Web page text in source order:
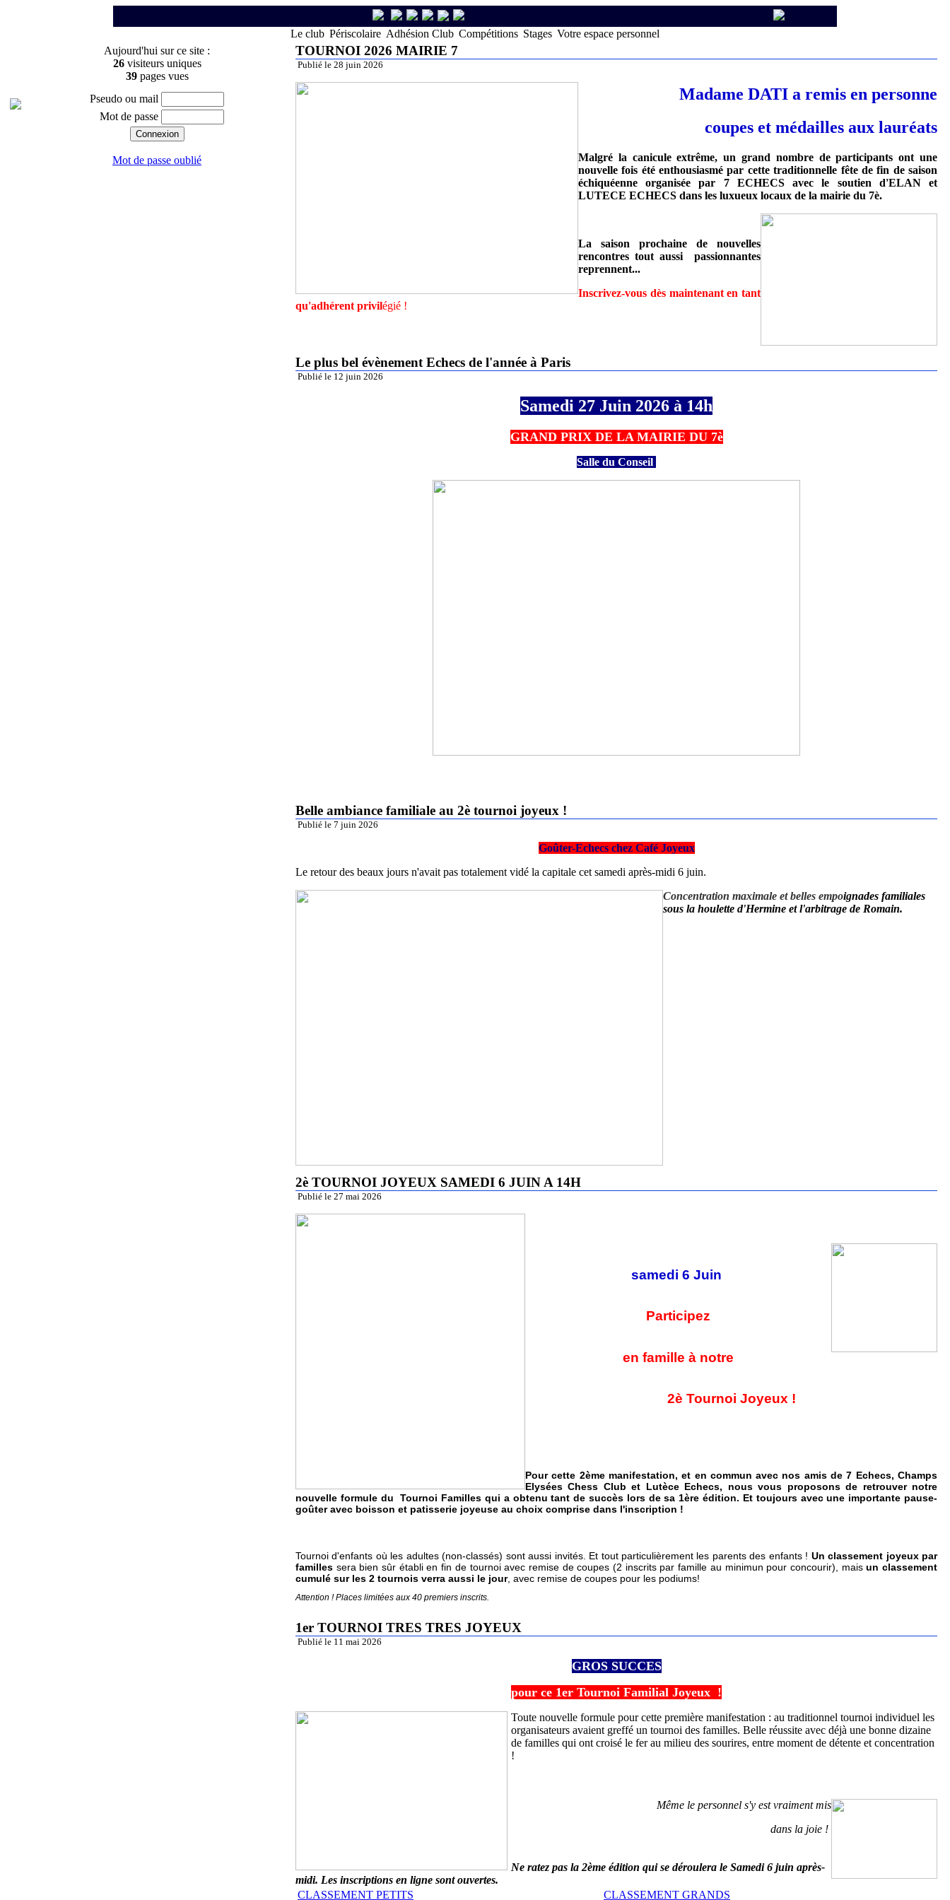
Le club Périscolaire Adhésion Club Compétitions Stages Votre espace personnel
Aujourd'hui sur ce site :
26visiteurs uniques
39pages vues
Pseudo ou mail
Mot de passe
Mot de passe oublié
TOURNOI 2026 MAIRIE 7
Publié le 28 juin 2026
Madame DATI a remis en personne
coupes et médailles aux lauréats
Malgré la canicule extrême, un grand nombre de participants ont une
nouvelle fois été enthousiasmé par cette traditionnelle fête de fin de saison
échiquéenne organisée par 7 ECHECS avec le soutien d'ELAN et
LUTECE ECHECS dans les luxueux locaux de la mairie du 7è.
La saison prochaine de nouvelles
rencontres tout aussi passionnantes
reprennent...
Inscrivez-vous dès maintenant en tant
qu'adhérent privilégié !
Le plus bel évènement Echecs de l'année à Paris
Publié le 12 juin 2026
Samedi 27 Juin 2026 à 14h
GRAND PRIX DE LA MAIRIE DU 7è
Salle du Conseil
Belle ambiance familiale au 2è tournoi joyeux !
Publié le 7 juin 2026
Goûter-Echecs chez Café Joyeux
Le retour des beaux jours n'avait pas totalement vidé la capitale cet samedi après-midi 6 juin.
Concentration maximale et belles empoignades familiales
sous la houlette d'Hermine et l'arbitrage de Romain.
2è TOURNOI JOYEUX SAMEDI 6 JUIN A 14H
Publié le 27 mai 2026
samedi 6 Juin
Participez
en famille à notre
2è Tournoi Joyeux !
Pour cette 2ème manifestation, et en commun avec nos amis de 7 Echecs, Champs
Elysées Chess Club et Lutèce Echecs, nous vous proposons de retrouver notre
nouvelle formule du Tournoi Familles qui a obtenu tant de succès lors de sa 1ère édition. Et toujours avec une importante pause-
goûter avec boisson et patisserie joyeuse au choix comprise dans l'inscription !
Tournoi d'enfants où les adultes (non-classés) sont aussi invités. Et tout particulièrement les parents des enfants ! Un classement joyeux par
familles sera bien sûr établi en fin de tournoi avec remise de coupes (2 inscrits par famille au minimun pour concourir), maisun classement
cumulé sur les 2 tournois verra aussi le jour, avec remise de coupes pour les podiums!
Attention ! Places limitées aux 40 premiers inscrits.
1er TOURNOI TRES TRES JOYEUX
Publié le 11 mai 2026
GROS SUCCES
pour ce 1er Tournoi Familial Joyeux !
Toute nouvelle formule pour cette première manifestation : au traditionnel tournoi individuel les
organisateurs avaient greffé un tournoi des familles. Belle réussite avec déjà une bonne dizaine
de familles qui ont croisé le fer au milieu des sourires, entre moment de détente et concentration
!
Même le personnel s'y est vraiment mis
dans la joie !
Ne ratez pas la 2ème édition qui se déroulera le Samedi 6 juin après-
midi. Les inscriptions en ligne sont ouvertes.
CLASSEMENT PETITS
CLASSEMENT GRANDS